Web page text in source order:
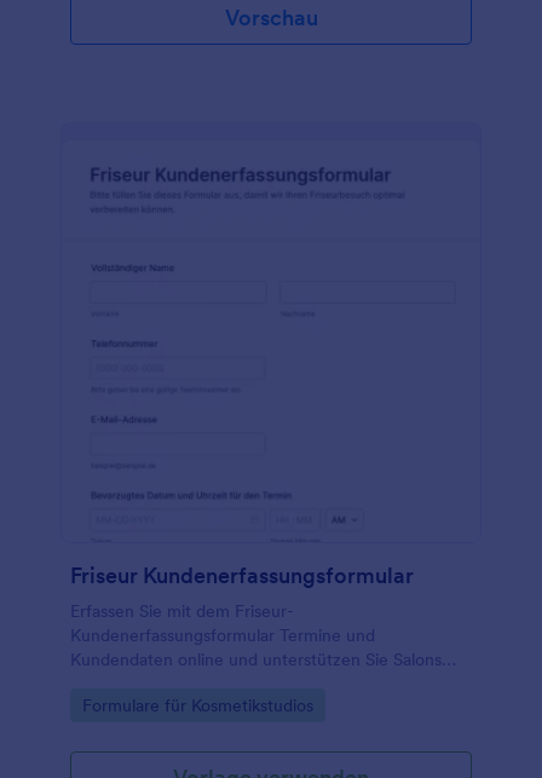
Vorschau
Friseur Kundenerfassungsformular
Erfassen Sie mit dem Friseur-
Kundenerfassungsformular Termine und
Kundendaten online und unterstützen Sie Salons
Datenerfassung sowie jede Formulareinreichung in
Go to Category:
Formulare für Kosmetikstudios